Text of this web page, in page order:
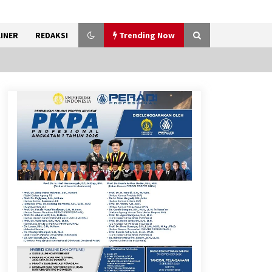
REDAKSI Trending Now
Penanganan Kebakaran
Gedung Dinas Teknis Masuk
Tahap Akhir, Tak Ada Korban
8 Agustus 2026
9 Kopi Botol Terbaik yang
Praktis untuk Menemani
Aktivitas
8 Agustus 2026
Bakteri Yogurt, Kenali